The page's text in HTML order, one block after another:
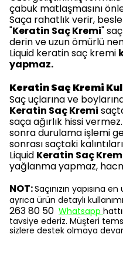
çabuk matlaşmasını
Saça rahatlık verir,
"Keratin Saç Kremi"
derin ve uzun ömürlü
Liquid keratin saç kremi
yapmaz.
Keratin Saç Kremi
Saç uçlarına ve
Keratin Saç Kremi
saça ağırlık hissi
sonra durulama işlemi
sonrası saçtaki
Liquid Keratin Saç
yağlanma yapmaz,
NOT:Saçınızın yapısına
ayrıca ürün detaylı
263 80 50 Whatsapp
tavsiye ederiz. Müşteri
sizlere destek olmaya